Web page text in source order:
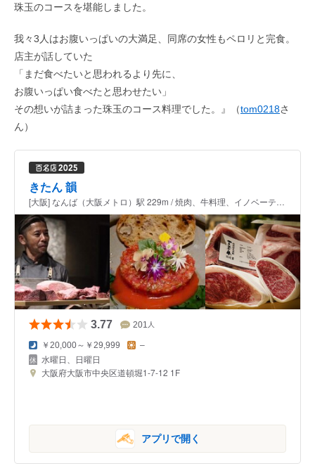
珠玉のコースを堪能しました。
我々3人はお腹いっぱいの大満足、同席の女性もペロリと完食。
店主が話していた
「まだ食べたいと思われるより先に、
お腹いっぱい食べたと思わせたい」
その想いが詰まった珠玉のコース料理でした。』（tom0218さ
ん）
きたん 韻
[大阪] なんば（大阪メトロ）駅 229m / 焼肉、牛料理、イノベーティブ
3.77 201 人
￥20,000～￥29,999 –
水曜日、日曜日
大阪府大阪市中央区道頓堀1-7-12 1F
アプリで開く